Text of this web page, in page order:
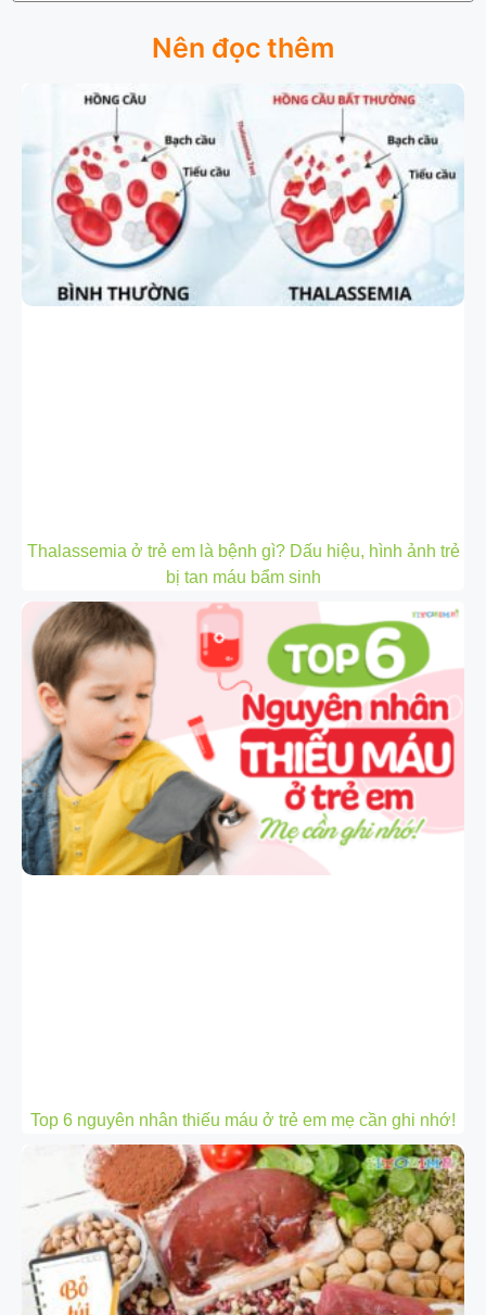
Nên đọc thêm
Thalassemia ở trẻ em là bệnh gì? Dấu hiệu, hình ảnh trẻ
bị tan máu bẩm sinh
Top 6 nguyên nhân thiếu máu ở trẻ em mẹ cần ghi nhớ!